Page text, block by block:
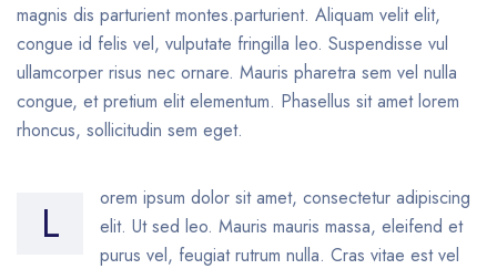
magnis dis parturient montes.parturient. Aliquam velit elit,
congue id felis vel, vulputate fringilla leo. Suspendisse vul
ullamcorper risus nec ornare. Mauris pharetra sem vel nulla
congue, et pretium elit elementum. Phasellus sit amet lorem
rhoncus, sollicitudin sem eget.
L
orem ipsum dolor sit amet, consectetur adipiscing
elit. Ut sed leo. Mauris mauris massa, eleifend et
purus vel, feugiat rutrum nulla. Cras vitae est vel